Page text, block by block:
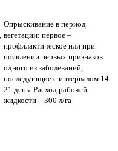
Опрыскивание в период
вегетации: первое –
профилактическое или при
появлении первых признаков
одного из заболеваний,
последующие с интервалом 14-
21 день. Расход рабочей
жидкости – 300 л/га